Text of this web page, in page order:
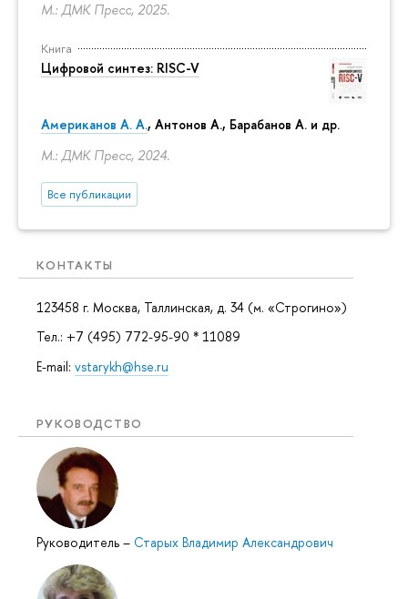
М.: ДМК Пресс, 2025.
Книга
Цифровой синтез: RISC-V
Американов А. А., Антонов А., Барабанов А. и др.
М.: ДМК Пресс, 2024.
Все публикации
КОНТАКТЫ
123458 г. Москва, Таллинская, д. 34 (м. «Строгино»)
Тел.: +7 (495) 772-95-90 * 11089
E-mail: vstarykh@hse.ru
РУКОВОДСТВО
Руководитель – Старых Владимир Александрович